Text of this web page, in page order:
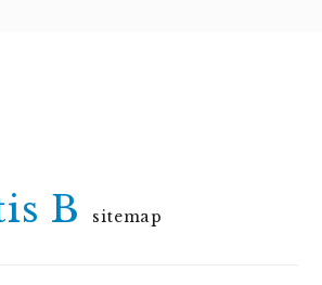
B sitemap